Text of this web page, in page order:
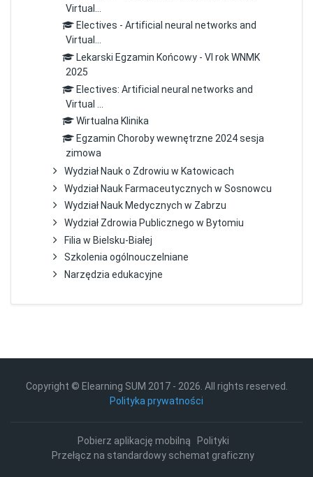
Virtual...
Electives - Artificial neural networks and
Virtual...
Lekarski Egzamin Końcowy - VI rok WNMK
2025
Electives: Artificial neural networks and
Virtual ...
Wirtualna Klinika
Egzamin Choroby wewnętrzne 2024 sesja
zimowa
Wydział Nauk o Zdrowiu w Katowicach
Wydział Nauk Farmaceutycznych w Sosnowcu
Wydział Nauk Medycznych w Zabrzu
Wydział Zdrowia Publicznego w Bytomiu
Filia w Bielsku-Białej
Szkolenia ogólnouczelniane
Narzędzia edukacyjne
Copyright © Elearning SUM 2017 - 2026 . All rights reserved.
Polityka prywatności
Pobierz aplikację mobilną
Polityki
Przełącz na standardowy schemat graficzny